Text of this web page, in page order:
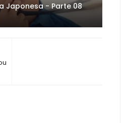
Japonesa - Parte 08